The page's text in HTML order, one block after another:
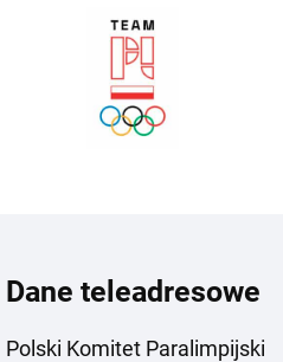
Dane teleadresowe
Polski Komitet Paralimpijski